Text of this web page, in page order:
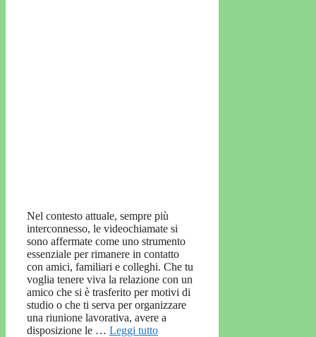
Nel contesto attuale, sempre più
interconnesso, le videochiamate si
sono affermate come uno strumento
essenziale per rimanere in contatto
con amici, familiari e colleghi. Che tu
voglia tenere viva la relazione con un
amico che si è trasferito per motivi di
studio o che ti serva per organizzare
una riunione lavorativa, avere a
disposizione le … Leggi tutto